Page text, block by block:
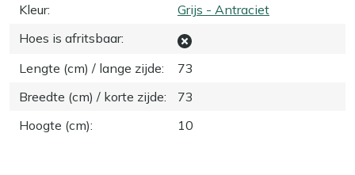
Kleur:
Grijs - Antraciet
Hoes is afritsbaar:
Lengte (cm) / lange zijde:
73
Breedte (cm) / korte zijde:
73
Hoogte (cm): 10